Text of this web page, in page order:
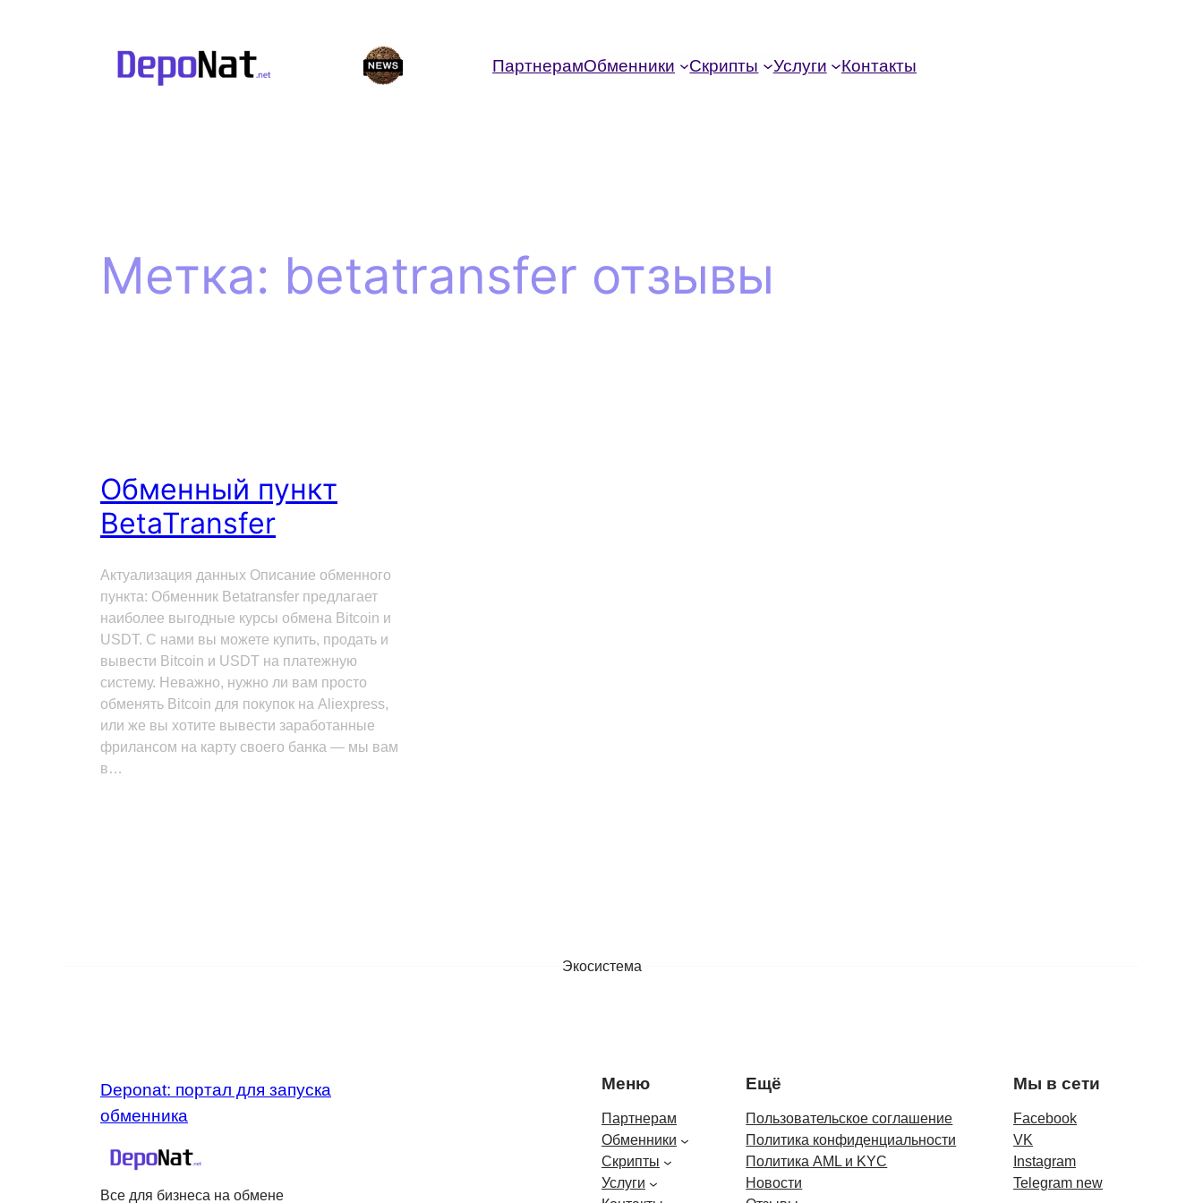
ПартнерамОбменники Скрипты Услуги Контакты
Метка: betatransfer отзывы
Обменный пункт
BetaTransfer
Актуализация данных Описание обменного
пункта: Обменник Betatransfer предлагает
наиболее выгодные курсы обмена Bitcoin и
USDT. С нами вы можете купить, продать и
вывести Bitcoin и USDT на платежную
систему. Неважно, нужно ли вам просто
обменять Bitcoin для покупок на Aliexpress,
или же вы хотите вывести заработанные
фрилансом на карту своего банка — мы вам
в…
Экосистема
Deponat: портал для запуска
обменника
Все для бизнеса на обмене
Меню
Партнерам
Обменники
Скрипты
Услуги
Ещё
Пользовательское соглашение
Политика конфиденциальности
Политика AML и KYC
Новости
Мы в сети
Facebook
VK
Instagram
Telegram new